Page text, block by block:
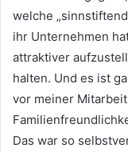
welche
ihr Unternehmen
attraktiver
halten. Und es ist
vor meiner
Das war so